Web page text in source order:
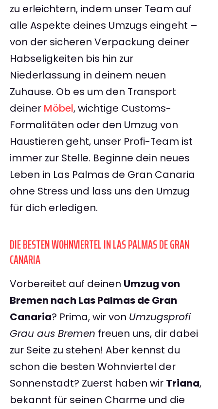
zu erleichtern, indem unser Team auf
alle Aspekte deines Umzugs eingeht –
von der sicheren Verpackung deiner
Habseligkeiten bis hin zur
Niederlassung in deinem neuen
Zuhause. Ob es um den Transport
deiner Möbel, wichtige Customs-
Formalitäten oder den Umzug von
Haustieren geht, unser Profi-Team ist
immer zur Stelle. Beginne dein neues
Leben in Las Palmas de Gran Canaria
ohne Stress und lass uns den Umzug
für dich erledigen.
DIE BESTEN WOHNVIERTEL IN LAS PALMAS DE GRAN
CANARIA
Vorbereitet auf deinen Umzug von
Bremen nach Las Palmas de Gran
Canaria? Prima, wir von Umzugsprofi
Grau aus Bremen freuen uns, dir dabei
zur Seite zu stehen! Aber kennst du
schon die besten Wohnviertel der
Sonnenstadt? Zuerst haben wir Triana,
bekannt für seinen Charme und die